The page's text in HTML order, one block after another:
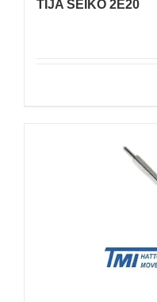
TIJA SEIKO 2E20